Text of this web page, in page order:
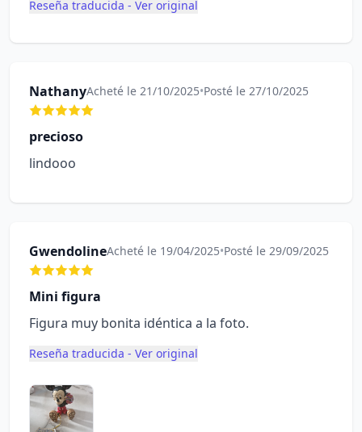
Reseña traducida - Ver original
NathanyAcheté le 21/10/2025•Posté le 27/10/2025
precioso
lindooo
GwendolineAcheté le 19/04/2025•Posté le 29/09/2025
Mini figura
Figura muy bonita idéntica a la foto.
Reseña traducida - Ver original